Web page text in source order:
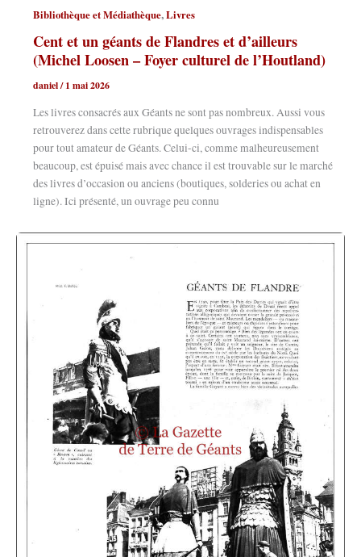
Bibliothèque et Médiathèque,Livres
Cent et un géants de Flandres et d’ailleurs
(Michel Loosen – Foyer culturel de l’Houtland)
daniel/1 mai 2026
Les livres consacrés aux Géants ne sont pas nombreux. Aussi vous
retrouverez dans cette rubrique quelques ouvrages indispensables
pour tout amateur de Géants. Celui-ci, comme malheureusement
beaucoup, est épuisé mais avec chance il est trouvable sur le marché
des livres d’occasion ou anciens (boutiques, solderies ou achat en
ligne). Ici présenté, un ouvrage peu connu